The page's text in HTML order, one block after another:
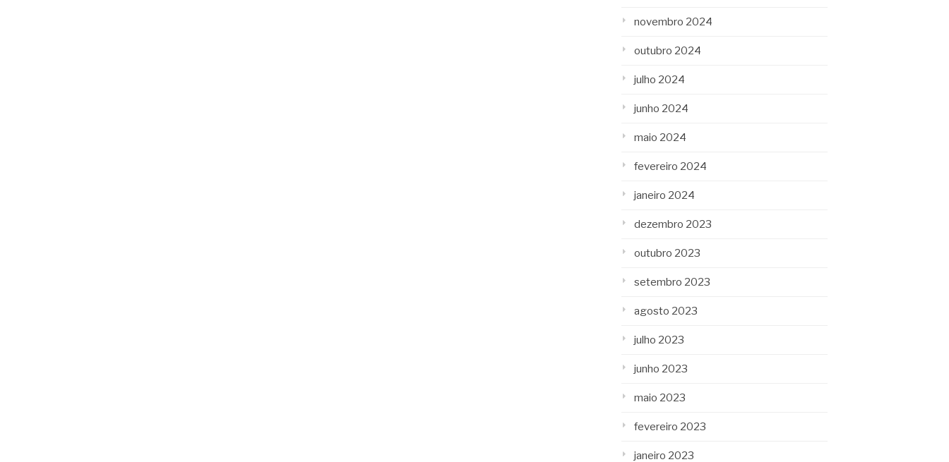
novembro 2024
outubro 2024
julho 2024
junho 2024
maio 2024
fevereiro 2024
janeiro 2024
dezembro 2023
outubro 2023
setembro 2023
agosto 2023
julho 2023
junho 2023
maio 2023
fevereiro 2023
janeiro 2023